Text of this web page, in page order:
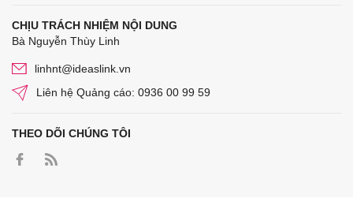
CHỊU TRÁCH NHIỆM NỘI DUNG
Bà Nguyễn Thùy Linh
linhnt@ideaslink.vn
Liên hệ Quảng cáo: 0936 00 99 59
THEO DÕI CHÚNG TÔI